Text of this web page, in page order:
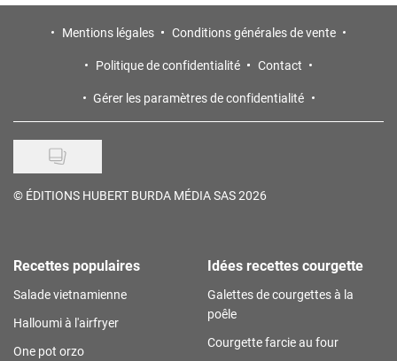
Mentions légales
Conditions générales de vente
Politique de confidentialité
Contact
Gérer les paramètres de confidentialité
© ÉDITIONS HUBERT BURDA MÉDIA SAS 2026
Recettes populaires
Salade vietnamienne
Halloumi à l'airfryer
One pot orzo
Idées recettes courgette
Galettes de courgettes à la
poêle
Courgette farcie au four